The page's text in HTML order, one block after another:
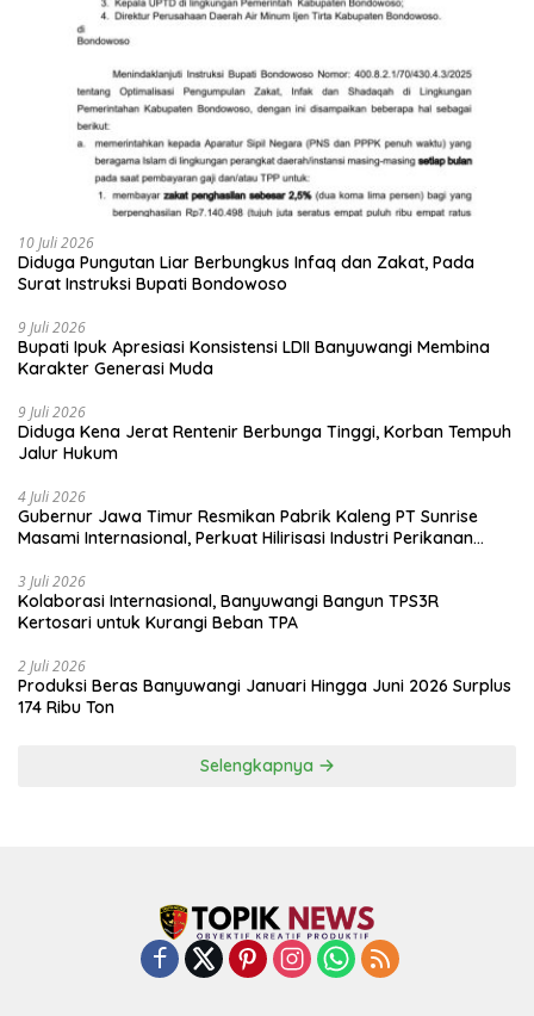
10 Juli 2026
Diduga Pungutan Liar Berbungkus Infaq dan Zakat, Pada
Surat Instruksi Bupati Bondowoso
9 Juli 2026
Bupati Ipuk Apresiasi Konsistensi LDII Banyuwangi Membina
Karakter Generasi Muda
9 Juli 2026
Diduga Kena Jerat Rentenir Berbunga Tinggi, Korban Tempuh
Jalur Hukum
4 Juli 2026
Gubernur Jawa Timur Resmikan Pabrik Kaleng PT Sunrise
Masami Internasional, Perkuat Hilirisasi Industri Perikanan
3 Juli 2026
Kolaborasi Internasional, Banyuwangi Bangun TPS3R
Kertosari untuk Kurangi Beban TPA
2 Juli 2026
Produksi Beras Banyuwangi Januari Hingga Juni 2026 Surplus
174 Ribu Ton
Selengkapnya